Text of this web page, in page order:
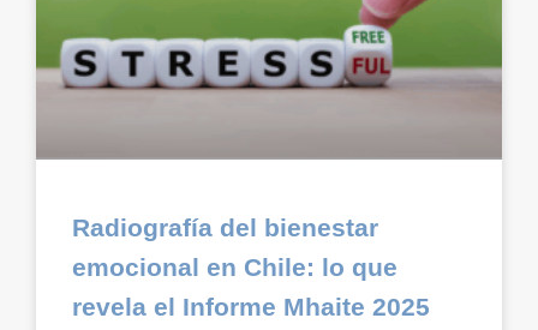
Radiografía del bienestar
emocional en Chile: lo que
revela el Informe Mhaite 2025